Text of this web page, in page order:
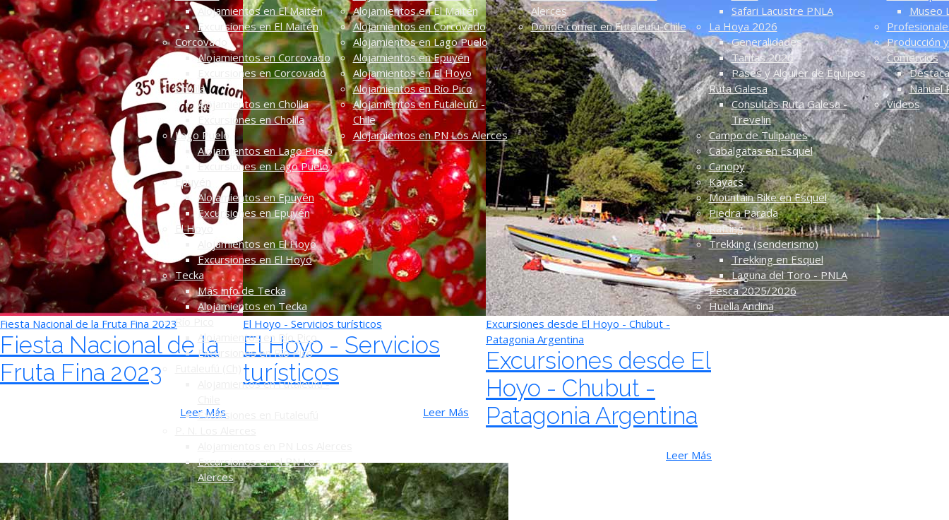
Alojamientos en El Maitén
Excursiones en El Maitén
Corcovado
Alojamientos en Corcovado
Excursiones en Corcovado
Cholila
Alojamientos en Cholila
Excursiones en Cholila
Lago Puelo
Alojamientos en Lago Puelo
Excursiones en Lago Puelo
Epuyén
Alojamientos en Epuyén
Excursiones en Epuyén
El Hoyo
Alojamientos en El Hoyo
Excursiones en El Hoyo
Tecka
Más info de Tecka
Alojamientos en Tecka
Río Pico
Alojamientos en Río Pico
Excursiones en Río Pico
Alojamientos en Futaleufú -
Excursiones en Futaleufú
Excursiones en el PN Los
Alerces
Alojamientos en El Maitén
Alojamientos en Corcovado
Alojamientos en Lago Puelo
Alojamientos en Epuyén
Alojamientos en El Hoyo
Alojamientos en Río Pico
Alojamientos en Futaleufú -
Chile
Alojamientos en PN Los Alerces
Alerces
Dónde comer en Futaleufú-Chile
Safari Lacustre PNLA
La Hoya 2026
Generalidades
Tarifas 2026
Pases y Alquiler de Equipos
Ruta Galesa
Consultas Ruta Galesa -
Trevelin
Campo de Tulipanes
Cabalgatas en Esquel
Canopy
Kayacs
Mountain Bike en Esquel
Piedra Parada
Rafting
Trekking (senderismo)
Trekking en Esquel
Laguna del Toro - PNLA
Pesca 2025/2026
Huella Andina
Museo
Producción
Comercios
Nahuel
Videos
Fiesta Nacional de la Fruta Fina 2023
Fiesta Nacional de la
Fruta Fina 2023
Leer Más
El Hoyo - Servicios turísticos
El Hoyo - Servicios
turísticos
Leer Más
Excursiones desde El Hoyo - Chubut -
Patagonia Argentina
Excursiones desde El
Hoyo - Chubut -
Patagonia Argentina
Leer Más